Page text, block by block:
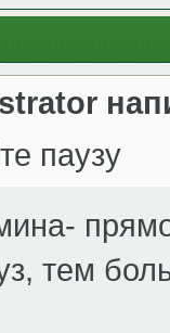
паузу
тем